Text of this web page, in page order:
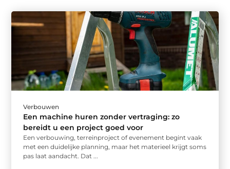
Verbouwen
Een machine huren zonder vertraging: zo
bereidt u een project goed voor
Een verbouwing, terreinproject of evenement begint vaak
met een duidelijke planning, maar het materieel krijgt soms
pas laat aandacht. Dat ...